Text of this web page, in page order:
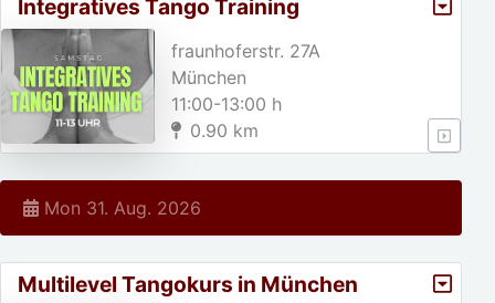
Integratives Tango Training
fraunhoferstr. 27A
München
11:00-13:00 h
0.90 km
Mon 31. Aug. 2026
Multilevel Tangokurs in München